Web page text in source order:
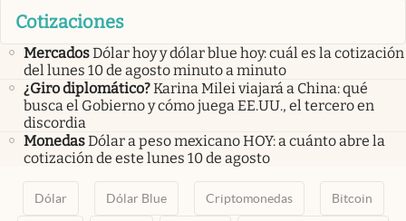
Cotizaciones
MercadosDólar hoy y dólar blue hoy: cuál es la cotización
del lunes 10 de agosto minuto a minuto
¿Giro diplomático?Karina Milei viajará a China: qué
busca el Gobierno y cómo juega EE.UU., el tercero en
discordia
MonedasDólar a peso mexicano HOY: a cuánto abre la
cotización de este lunes 10 de agosto
Dólar Dólar Blue Criptomonedas Bitcoin